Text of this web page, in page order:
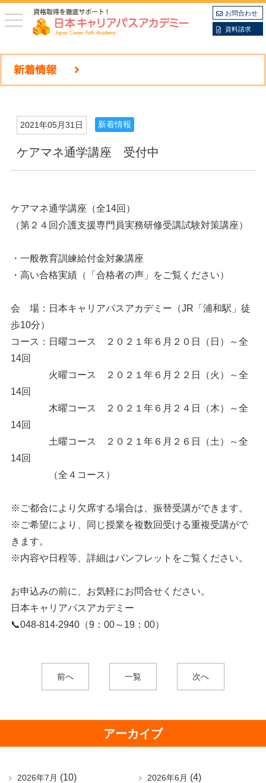
toggle
navigation
お問合わせ
資料請求
新着情報
2021年05月31日 新着情報
ケアマネ通学講座 受付中
ケアマネ通学講座（全14回）
（第２４回介護支援専門員実務研修受講試験対策講座）
・一般教育訓練給付金対象講座
・高い合格実績（「合格者の声」をご覧ください）
会 場：日本キャリアパスアカデミー（JR「浦和駅」徒
歩10分）
コース：日曜コース ２０２１年６月２０日（日）～全
14回
火曜コース ２０２１年６月２２日（火）～全
14回
木曜コース ２０２１年６月２４日（木）～全
14回
土曜コース ２０２１年６月２６日（土）～全
14回
（全４コース）
※ご都合により欠席する場合は、振替受講ができます。
※ご希望により、同じ授業を複数回受ける重複受講がで
きます。
※内容や日程等、詳細はパンフレットをご覧ください。
お申込みの前に、お気軽にお問合せください。
日本キャリアパスアカデミー
📞048-814-2940（9：00～19：00）
前へ 一覧 次へ
アーカイブ
2026年7月 (10) 2026年6月 (4)